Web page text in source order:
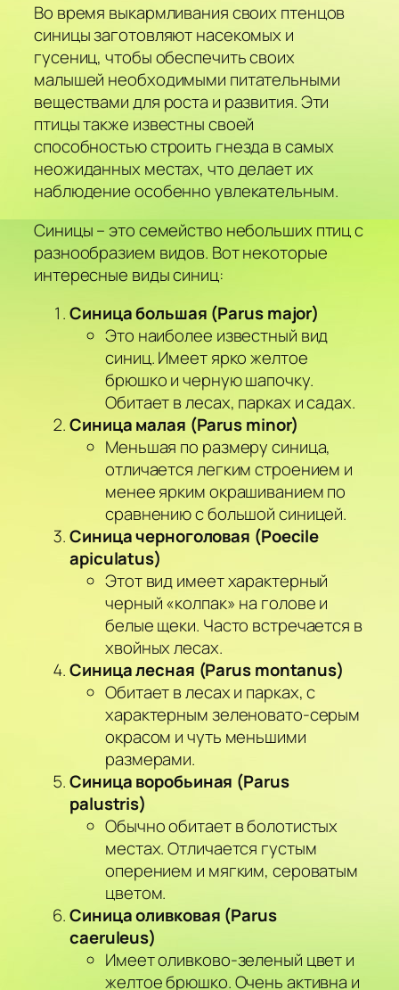
Во время выкармливания своих птенцов
синицы заготовляют насекомых и
гусениц, чтобы обеспечить своих
малышей необходимыми питательными
веществами для роста и развития. Эти
птицы также известны своей
способностью строить гнезда в самых
неожиданных местах, что делает их
наблюдение особенно увлекательным.
Синицы – это семейство небольших птиц с
разнообразием видов. Вот некоторые
интересные виды синиц:
Синица большая (Parus major)
Это наиболее известный вид
синиц. Имеет ярко желтое
брюшко и черную шапочку.
Обитает в лесах, парках и садах.
Синица малая (Parus minor)
Меньшая по размеру синица,
отличается легким строением и
менее ярким окрашиванием по
сравнению с большой синицей.
Синица черноголовая (Poecile
apiculatus)
Этот вид имеет характерный
черный «колпак» на голове и
белые щеки. Часто встречается в
хвойных лесах.
Синица лесная (Parus montanus)
Обитает в лесах и парках, с
характерным зеленовато-серым
окрасом и чуть меньшими
размерами.
Синица воробьиная (Parus
palustris)
Обычно обитает в болотистых
местах. Отличается густым
оперением и мягким, сероватым
цветом.
Синица оливковая (Parus
caeruleus)
Имеет оливково-зеленый цвет и
желтое брюшко. Очень активна и